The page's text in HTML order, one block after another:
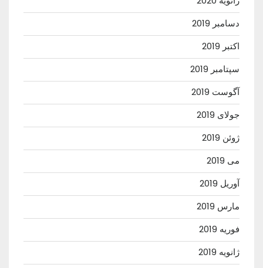
دسامبر 2019
اکتبر 2019
سپتامبر 2019
آگوست 2019
جولای 2019
ژوئن 2019
می 2019
آوریل 2019
مارس 2019
فوریه 2019
ژانویه 2019